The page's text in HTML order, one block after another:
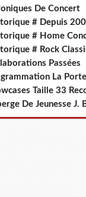
De Concert
# Depuis
# Home
# Rock
Passées
La
Taille 33
De Jeunesse J.